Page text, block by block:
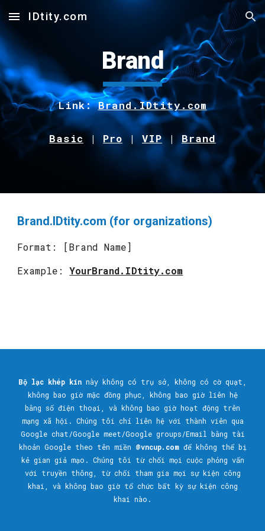
Skip to main content Skip to navigation
IDtity.com
Brand
Link:Brand.IDtity.com
Basic | Pro |VIP|Brand
Brand.IDtity.com (for organizations)
Format: [Brand Name]
Example:YourBrand.IDtity.com
Bộ lạc khép kín này không có trụ sở, không có cờ quạt,
không bao giờ mặc đồng phục,
không bao giờ liên hệ
bằng số điện thoại, và không bao giờ hoạt động trên
mạng xã hội. Chúng tôi chỉ liên hệ với thành viên qua
Google chat/Google meet/Google groups/Email bằng tài
khoản Google theo tên miền @vncup.com để không thể bị
kẻ gian giả mạo. Chúng tôi từ chối mọi cuộc phỏng vấn
với truyền thông, từ chối tham gia mọi sự kiện công
khai, và không bao giờ tổ chức bất kỳ sự kiện công
khai nào.